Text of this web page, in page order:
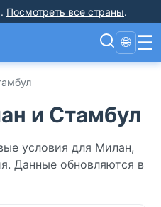
. Посмотреть все страны.
🌐 ☰
и Стамбул
условия для Милан,
Данные обновляются в